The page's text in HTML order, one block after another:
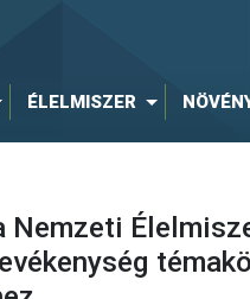
ÉLELMISZER